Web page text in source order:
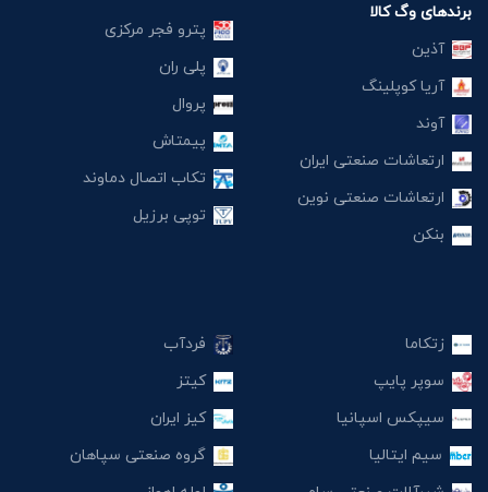
برندهای وگ کالا
آذین
آریا کوپلینگ
آوند
ارتعاشات صنعتی ایران
ارتعاشات صنعتی نوین
بنکن
پترو فجر مرکزی
پلی ران
پروال
پیمتاش
تکاب اتصال دماوند
توپی برزیل
زتکاما
سوپر پایپ
سیپکس اسپانیا
سیم ایتالیا
فردآب
کیتز
کیز ایران
گروه صنعتی سپاهان